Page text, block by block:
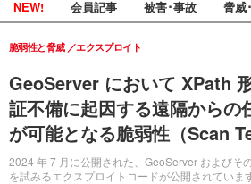
NEW! 会員記事 被害･事故 脅威
GeoServer において XPath
証不備に起因する遠隔からの
が可能となる脆弱性（Scan
2024 年 7 月に公開された、GeoServer およびそ
を試みるエクスプロイトコードが公開されています
脆弱性と脅威 エクスプロイト